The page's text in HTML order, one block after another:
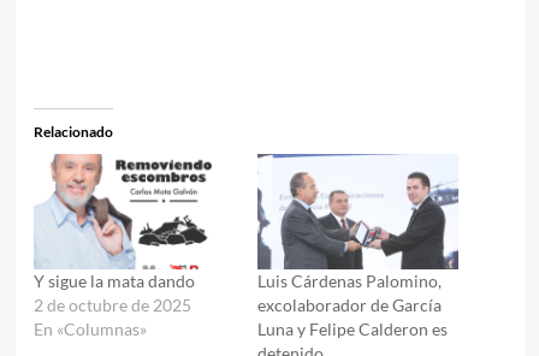
Relacionado
Y sigue la mata dando
2 de octubre de 2025
En «Columnas»
Luis Cárdenas Palomino,
excolaborador de García
Luna y Felipe Calderon es